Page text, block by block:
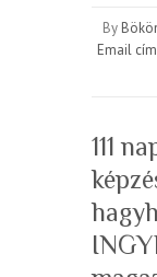
By
Email
111